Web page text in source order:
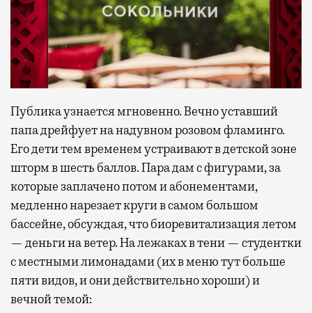
Публика узнается мгновенно. Вечно уставший
папа дрейфует на надувном розовом фламинго.
Его дети тем временем устраивают в детской зоне
шторм в шесть баллов. Пара дам с фигурами, за
которые заплачено потом и абонементами,
медленно нарезает круги в самом большом
бассейне, обсуждая, что биоревитализация летом
— деньги на ветер. На лежаках в тени — студентки
с местными лимонадами (их в меню тут больше
пяти видов, и они действительно хороши) и
вечной темой: